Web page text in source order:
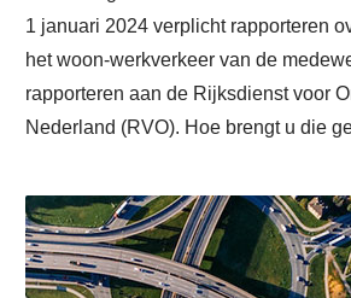
1 januari 2024 verplicht rapporteren
het woon-werkverkeer van de
rapporteren aan de Rijksdienst voor
Nederland (RVO). Hoe brengt u die